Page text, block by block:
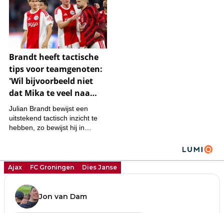
Ajax FC Groningen Dies Janse
Jon van Dam